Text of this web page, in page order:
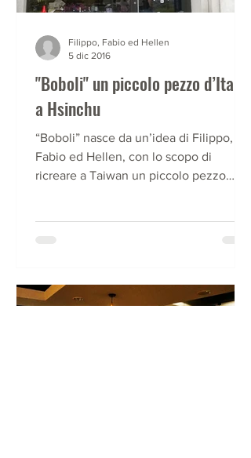
"Boboli" un piccolo pezzo d’Italia
a Hsinchu
“Boboli” nasce da un’idea di Filippo,
Fabio ed Hellen, con lo scopo di
ricreare a Taiwan un piccolo pezzo
Filippo, Fabio ed Hellen
5 dic 2016